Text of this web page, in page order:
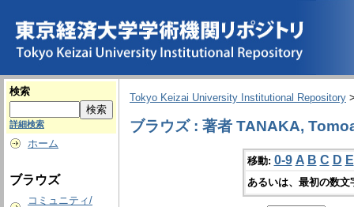
検索
詳細検索
ホーム
ブラウズ
コミュニティ/
Tokyo Keizai University Institutional Repository
ブラウズ : 著者 TANAKA,
移動: 0-9 A B C D E
あるいは、最初の数